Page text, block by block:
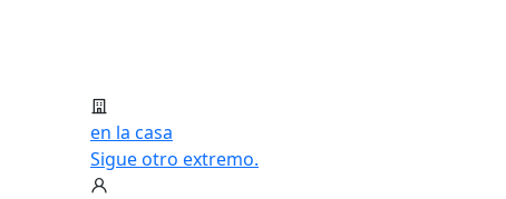
en la casa
Sigue otro extremo.